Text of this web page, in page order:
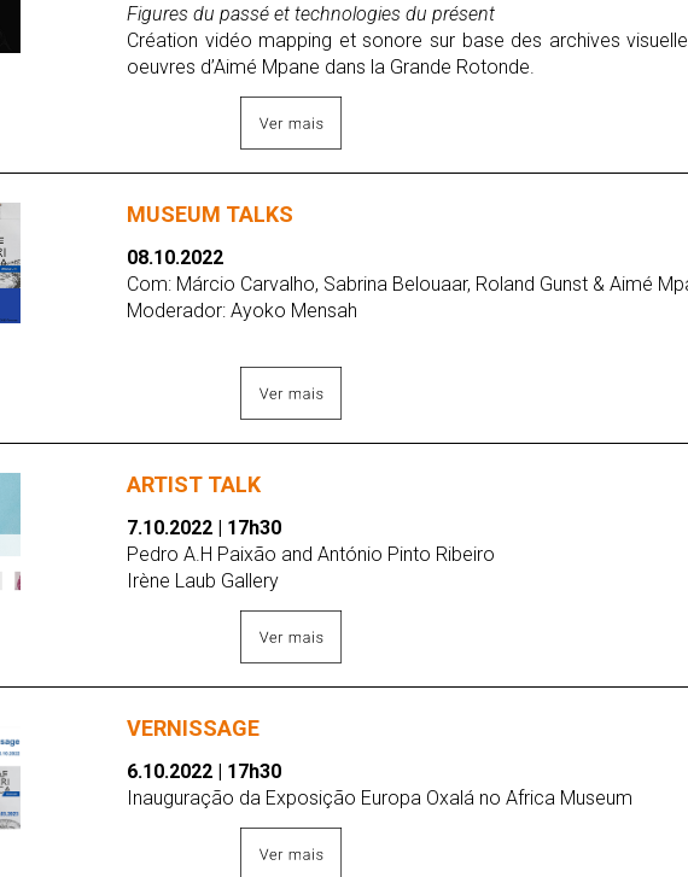
Figures du passé et technologies du présent
Création vidéo mapping et sonore sur base des archives
oeuvres d’Aimé Mpane dans la Grande Rotonde.
MUSEUM TALKS
08.10.2022
Com: Márcio Carvalho, Sabrina Belouaar, Roland Gunst & Aimé
Moderador: Ayoko Mensah
ARTIST TALK
7.10.2022 | 17h30
Pedro A.H Paixão and António Pinto Ribeiro
Irène Laub Gallery
VERNISSAGE
6.10.2022 | 17h30
Inauguração da Exposição Europa Oxalá no Africa Museum